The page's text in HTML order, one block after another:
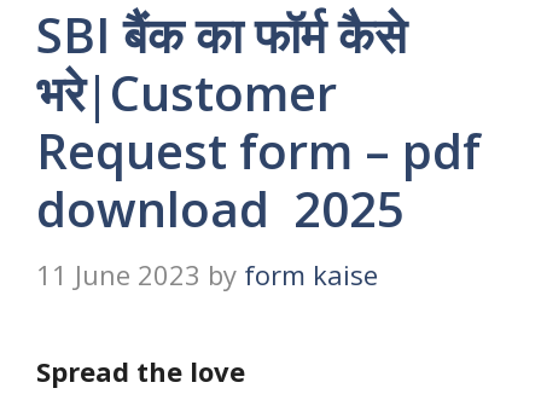
SBI बैंक का फॉर्म कैसे
भरे|Customer
Request form – pdf
download 2025
11 June 2023 by form kaise
Spread the love